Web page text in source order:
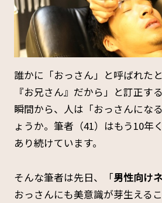
誰かに「おっさん」と呼ばれた
『お兄さん』だから」と訂正す
瞬間から、人は「おっさんにな
ょうか。筆者（41）はもう10年
あり続けています。
そんな筆者は先日、「男性向け
おっさんにも美意識が芽生える